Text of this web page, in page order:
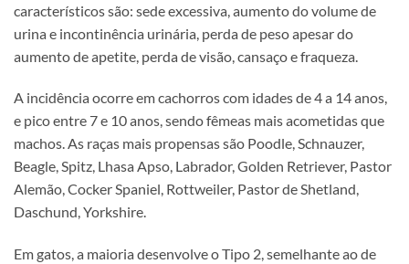
característicos são: sede excessiva, aumento do volume de
urina e incontinência urinária, perda de peso apesar do
aumento de apetite, perda de visão, cansaço e fraqueza.
A incidência ocorre em cachorros com idades de 4 a 14 anos,
e pico entre 7 e 10 anos, sendo fêmeas mais acometidas que
machos. As raças mais propensas são Poodle, Schnauzer,
Beagle, Spitz, Lhasa Apso, Labrador, Golden Retriever, Pastor
Alemão, Cocker Spaniel, Rottweiler, Pastor de Shetland,
Daschund, Yorkshire.
Em gatos, a maioria desenvolve o Tipo 2, semelhante ao de